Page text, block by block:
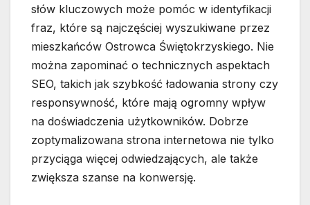
słów kluczowych może pomóc w identyfikacji
fraz, które są najczęściej wyszukiwane przez
mieszkańców Ostrowca Świętokrzyskiego. Nie
można zapominać o technicznych aspektach
SEO, takich jak szybkość ładowania strony czy
responsywność, które mają ogromny wpływ
na doświadczenia użytkowników. Dobrze
zoptymalizowana strona internetowa nie tylko
przyciąga więcej odwiedzających, ale także
zwiększa szanse na konwersję.